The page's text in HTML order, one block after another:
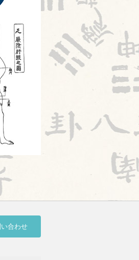
標準化と柔
ル⑬
い合わせ